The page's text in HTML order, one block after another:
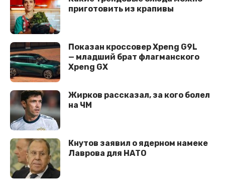
приготовить из крапивы
Показан кроссовер Xpeng G9L
— младший брат флагманского
Xpeng GX
Жирков рассказал, за кого болел
на ЧМ
Кнутов заявил о ядерном намеке
Лаврова для НАТО